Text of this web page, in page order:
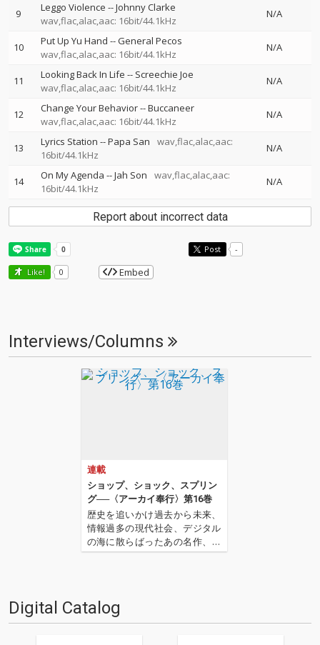
9 Leggo Violence --Johnny Clarke
wav,flac,alac,aac: 16bit/44.1kHz
N/A
10 Put Up Yu Hand --General Pecos
wav,flac,alac,aac: 16bit/44.1kHz
N/A
11 Looking Back In Life -- Screechie Joe
wav,flac,alac,aac: 16bit/44.1kHz
N/A
12 Change Your Behavior--Buccaneer
wav,flac,alac,aac: 16bit/44.1kHz
N/A
13 Lyrics Station --Papa San
wav,flac,alac,aac:
16bit/44.1kHz
N/A
14 On My Agenda --Jah Son
wav,flac,alac,aac:
16bit/44.1kHz
N/A
Report about incorrect data
Post -
Like! 0 Embed
Interviews/Columns
連載
ショップ、ショック、スプリン
グ──〈アーカイ奉行〉第16巻
歴史を追いかけ過去から未来、
情報過多の現代社会、デジタル
の海に散らばったあの名作、こ
の名作たちをひとつにまとめる
は…'''1.過去作の最新リマスター
音源 2.これまで未配信…
Digital Catalog